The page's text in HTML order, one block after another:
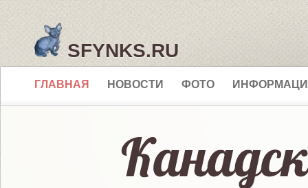
SFYNKS.RU
ГЛАВНАЯ НОВОСТИ ФОТО